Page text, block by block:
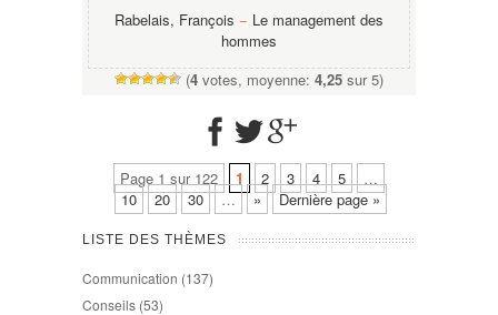
Rabelais, François − Le management des
hommes
(4 votes, moyenne: 4,25 sur 5)
Page 1 sur 122 1 2 3 4 5
…
10
20 30 … » Dernière page »
LISTE DES THÈMES
Communication (137)
Conseils (53)